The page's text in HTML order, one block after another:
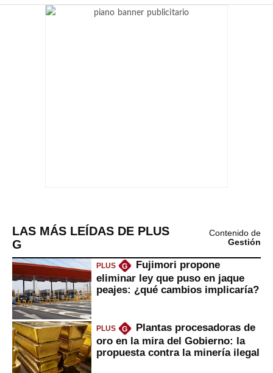
LAS MÁS LEÍDAS DE PLUS
G
Contenido de
Gestión
PLUS G
Fujimori propone
eliminar ley que puso en jaque
peajes: ¿qué cambios implicaría?
PLUS G
Plantas procesadoras de
oro en la mira del Gobierno: la
propuesta contra la minería ilegal